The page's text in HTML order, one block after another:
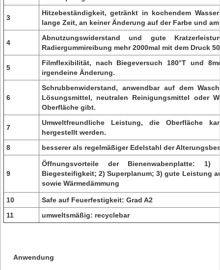
3
Hitzebeständigkeit, getränkt in kochendem
lange Zeit, an keiner Änderung auf der Farbe und
4
Abnutzungswiderstand und gute
Radiergummireibung mehr 2000mal mit dem Druck
5
Filmflexibilität, nach Biegeversuch 180°T und
irgendeine Änderung.
6
Schrubbenwiderstand, anwendbar auf dem
Lösungsmittel, neutralen Reinigungsmittel oder
Oberfläche gibt.
7
Umweltfreundliche Leistung, die Oberfläche
hergestellt werden.
8
besserer als regelmäßiger Edelstahl der
9
Öffnungsvorteile der Bienenwabenplatte:
Biegesteifigkeit; 2) Superplanum; 3) gute Leistung
sowie Wärmedämmung
10
Safe auf Feuerfestigkeit: Grad A2
11
umweltsmäßig: recyclebar
Anwendung